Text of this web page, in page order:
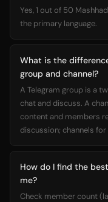
Yes, 1 out of 50
the primary language.
What is the
group and channel?
A Telegram group is a
chat and discuss. A
content and members
discussion; channels
How do I find the
me?
Check member count